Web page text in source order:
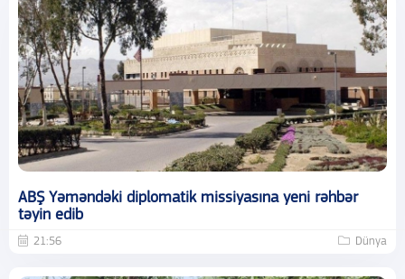
ABŞ Yəməndəki diplomatik missiyasına yeni rəhbər
təyin edib
21:56 Dünya